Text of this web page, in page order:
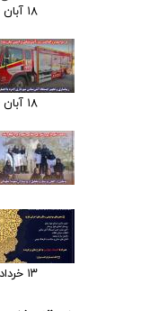
۱۸ آبان ۰۴
۱۸ آبان ۰۴
۱۳ خرداد ۰۴